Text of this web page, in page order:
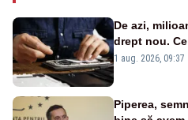
De azi,
drept nou.
un produs
1 aug. 2026, 09:37
Piperea,